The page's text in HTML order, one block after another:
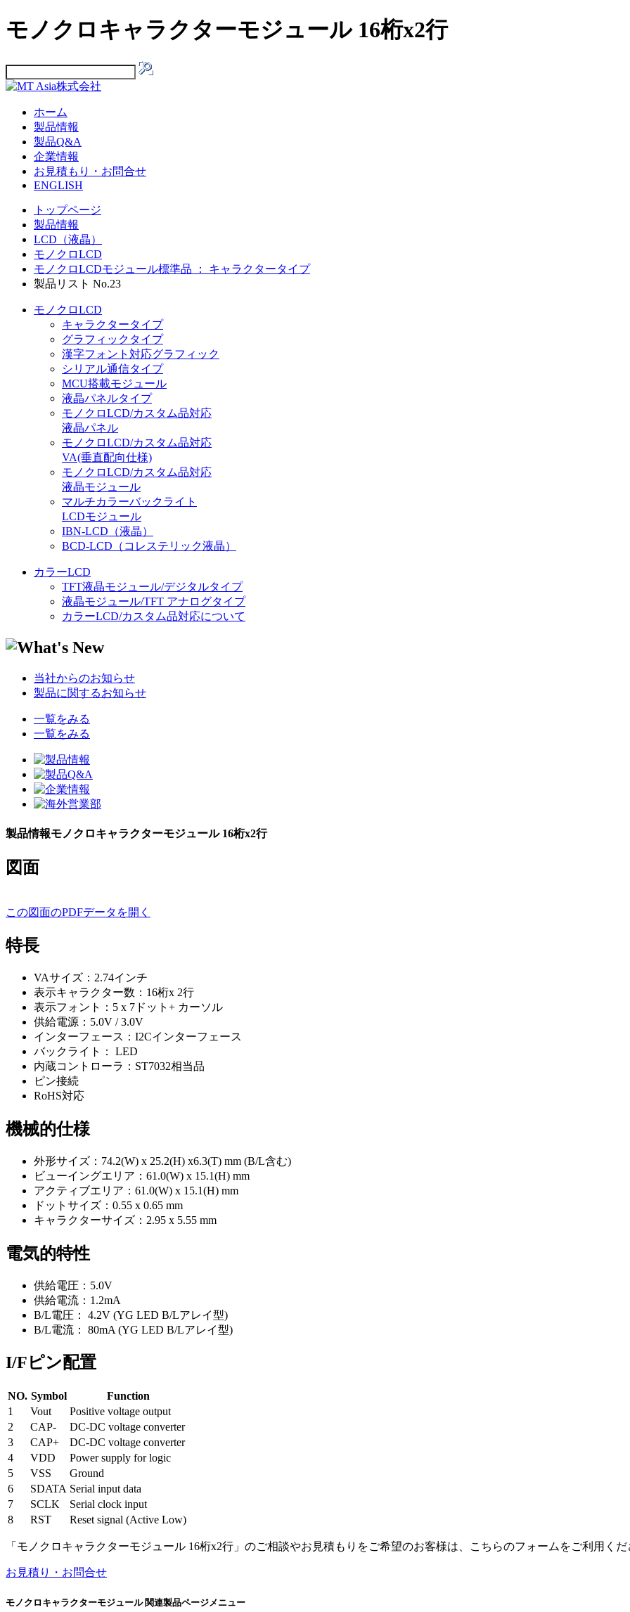
モノクロキャラクターモジュール 16桁x2行
ホーム
製品情報
製品Q&A
企業情報
お見積もり・お問合せ
ENGLISH
トップページ
製品情報
LCD（液晶）
モノクロLCD
モノクロLCDモジュール標準品 ： キャラクタータイプ
製品リスト No.23
モノクロLCD
キャラクタータイプ
グラフィックタイプ
漢字フォント対応グラフィック
シリアル通信タイプ
MCU搭載モジュール
液晶パネルタイプ
モノクロLCD/カスタム品対応
液晶パネル
モノクロLCD/カスタム品対応
VA(垂直配向仕様)
モノクロLCD/カスタム品対応
液晶モジュール
マルチカラーバックライト
LCDモジュール
IBN-LCD（液晶）
BCD-LCD（コレステリック液晶）
カラーLCD
TFT液晶モジュール/デジタルタイプ
液晶モジュール/TFT アナログタイプ
カラーLCD/カスタム品対応について
当社からのお知らせ
製品に関するお知らせ
一覧をみる
一覧をみる
製品情報モノクロキャラクターモジュール 16桁x2行
図面
この図面のPDFデータを開く
特長
VAサイズ：2.74インチ
表示キャラクター数：16桁x 2行
表示フォント：5 x 7ドット+ カーソル
供給電源：5.0V / 3.0V
インターフェース：I2Cインターフェース
バックライト： LED
内蔵コントローラ：ST7032相当品
ピン接続
RoHS対応
機械的仕様
外形サイズ：74.2(W) x 25.2(H) x6.3(T) mm (B/L含む)
ビューイングエリア：61.0(W) x 15.1(H) mm
アクティブエリア：61.0(W) x 15.1(H) mm
ドットサイズ：0.55 x 0.65 mm
キャラクターサイズ：2.95 x 5.55 mm
電気的特性
供給電圧：5.0V
供給電流：1.2mA
B/L電圧： 4.2V (YG LED B/Lアレイ型)
B/L電流： 80mA (YG LED B/Lアレイ型)
I/Fピン配置
NO. Symbol
Function
1
Vout
Positive voltage output
2
CAP-
DC-DC voltage converter
3
CAP+
DC-DC voltage converter
4
VDD
Power supply for logic
5
VSS
Ground
6
SDATA Serial input data
7
SCLK
Serial clock input
8
RST Reset signal (Active Low)
「モノクロキャラクターモジュール 16桁x2行」のご相談やお見積もりをご希望のお客様は、こちらのフォームをご利用く
お見積り・お問合せ
モノクロキャラクターモジュール 関連製品ページメニュー